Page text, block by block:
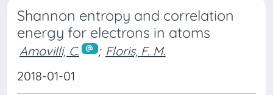
Shannon entropy and correlation
energy for electrons in atoms
Amovilli, C. ; Floris, F. M.
2018-01-01